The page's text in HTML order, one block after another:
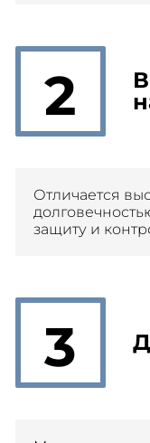
2
Отличается
защиту и
3